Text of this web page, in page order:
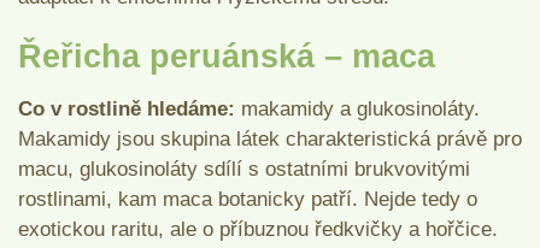
Řeřicha peruánská – maca
Co v rostlině hledáme: makamidy a glukosinoláty.
Makamidy jsou skupina látek charakteristická právě pro
macu, glukosinoláty sdílí s ostatními brukvovitými
rostlinami, kam maca botanicky patří. Nejde tedy o
exotickou raritu, ale o příbuznou ředkvičky a hořčice.